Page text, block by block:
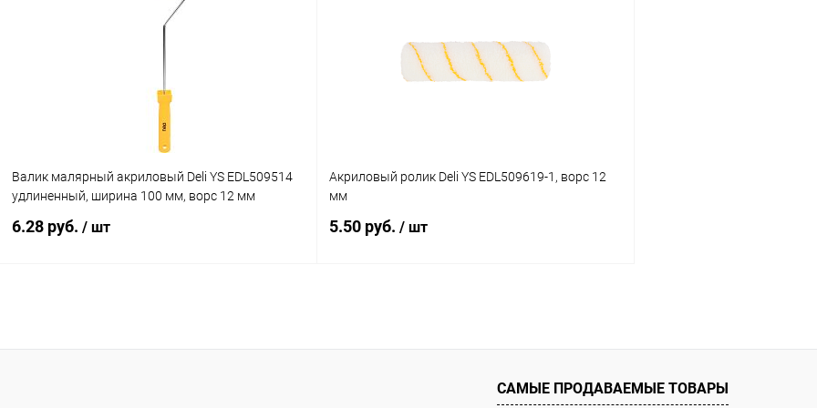
В наличии
Валик малярный акриловый Deli YS EDL509514
удлиненный, ширина 100 мм, ворс 12 мм
6.28 руб. / шт
Купить в 1 клик К сравнению
Акриловый ролик Deli YS EDL509619-1, ворс 12
мм
5.50 руб. / шт
Купить в 1 клик К сравнению
В наличии
САМЫЕ ПРОДАВАЕМЫЕ ТОВАРЫ